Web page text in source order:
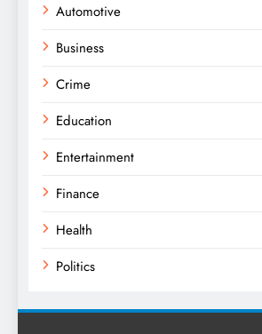
Automotive
Business
Crime
Education
Entertainment
Finance
Health
Politics